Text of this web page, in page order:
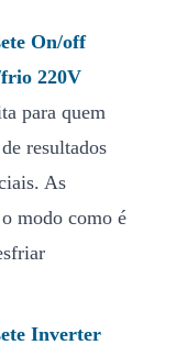
On/off
220V
para quem
resultados
As
modo como é
Inverter